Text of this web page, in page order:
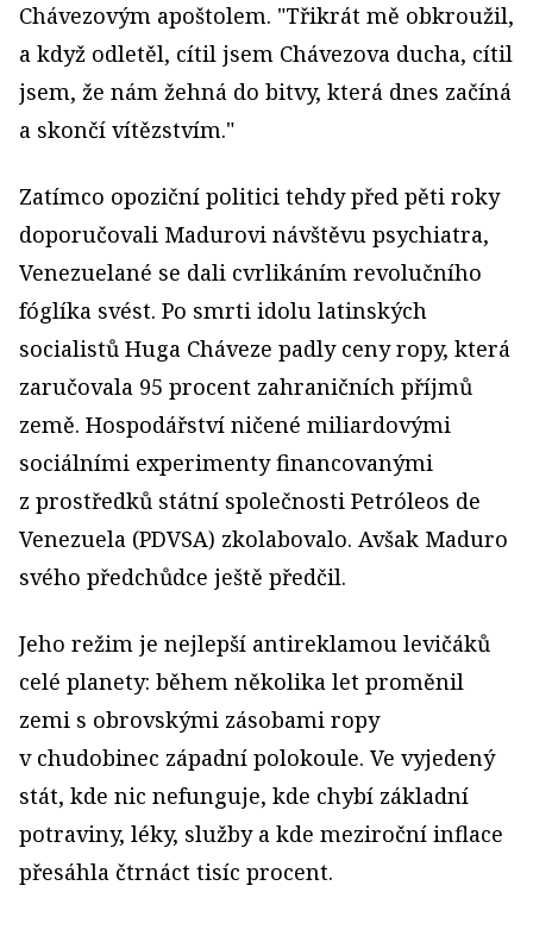
Chávezovým apoštolem. "Třikrát mě obkroužil,
a když odletěl, cítil jsem Chávezova ducha, cítil
jsem, že nám žehná do bitvy, která dnes začíná
a skončí vítězstvím."
Zatímco opoziční politici tehdy před pěti roky
doporučovali Madurovi návštěvu psychiatra,
Venezuelané se dali cvrlikáním revolučního
fóglíka svést. Po smrti idolu latinských
socialistů Huga Cháveze padly ceny ropy, která
zaručovala 95 procent zahraničních příjmů
země. Hospodářství ničené miliardovými
sociálními experimenty financovanými
z prostředků státní společnosti Petróleos de
Venezuela (PDVSA) zkolabovalo. Avšak Maduro
svého předchůdce ještě předčil.
Jeho režim je nejlepší antireklamou levičáků
celé planety: během několika let proměnil
zemi s obrovskými zásobami ropy
v chudobinec západní polokoule. Ve vyjedený
stát, kde nic nefunguje, kde chybí základní
potraviny, léky, služby a kde meziroční inflace
přesáhla čtrnáct tisíc procent.